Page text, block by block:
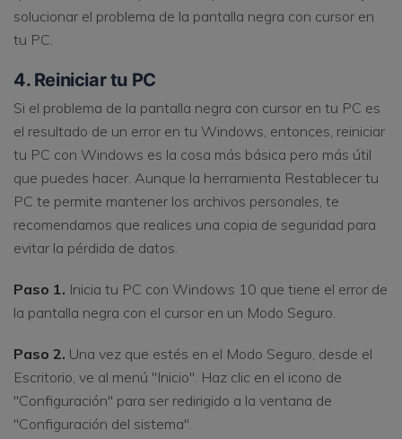
solucionar el problema de la pantalla negra con cursor en
tu PC.
4. Reiniciar tu PC
Si el problema de la pantalla negra con cursor en tu PC es
el resultado de un error en tu Windows, entonces, reiniciar
tu PC con Windows es la cosa más básica pero más útil
que puedes hacer. Aunque la herramienta Restablecer tu
PC te permite mantener los archivos personales, te
recomendamos que realices una copia de seguridad para
evitar la pérdida de datos.
Paso 1. Inicia tu PC con Windows 10 que tiene el error de
la pantalla negra con el cursor en un Modo Seguro.
Paso 2. Una vez que estés en el Modo Seguro, desde el
Escritorio, ve al menú "Inicio". Haz clic en el icono de
"Configuración" para ser redirigido a la ventana de
"Configuración del sistema".